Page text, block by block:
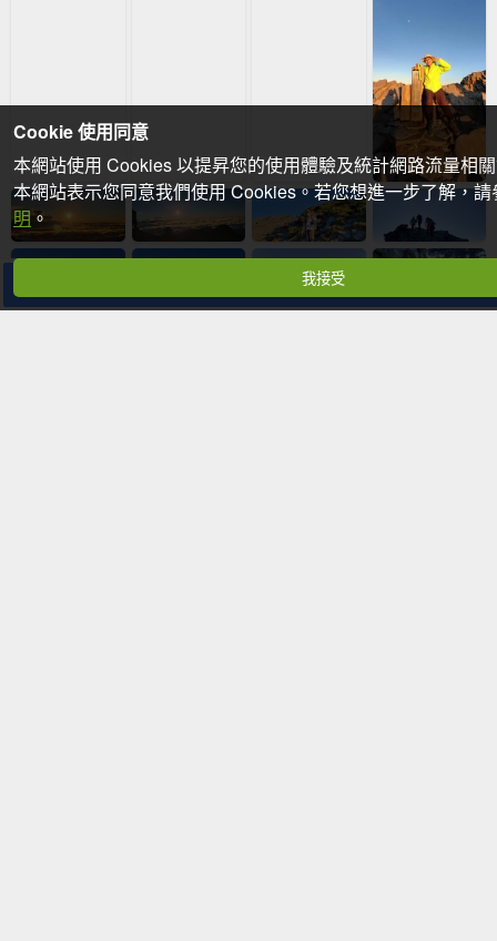
分享
Cookie 使用同意
本網站使用 Cookies 以提昇您的使用體驗及統計網路流量相
本網站表示您同意我們使用 Cookies。若您想進一步了解，
明。
我接受